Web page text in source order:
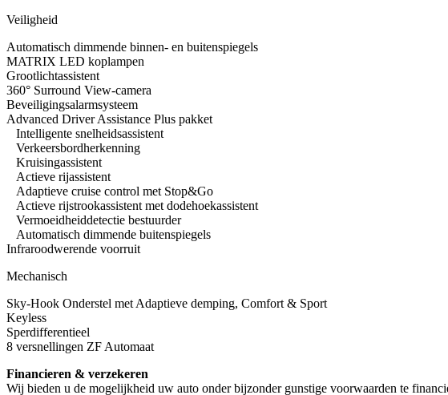
Veiligheid
Automatisch dimmende binnen- en buitenspiegels
MATRIX LED koplampen
Grootlichtassistent
360° Surround View-camera
Beveiligingsalarmsysteem
Advanced Driver Assistance Plus pakket
Intelligente snelheidsassistent
Verkeersbordherkenning
Kruisingassistent
Actieve rijassistent
Adaptieve cruise control met Stop&Go
Actieve rijstrookassistent met dodehoekassistent
Vermoeidheiddetectie bestuurder
Automatisch dimmende buitenspiegels
Infraroodwerende voorruit
Mechanisch
Sky-Hook Onderstel met Adaptieve demping, Comfort & Sport
Keyless
Sperdifferentieel
8 versnellingen ZF Automaat
Financieren & verzekeren
Wij bieden u de mogelijkheid uw auto onder bijzonder gunstige voorwaarden te